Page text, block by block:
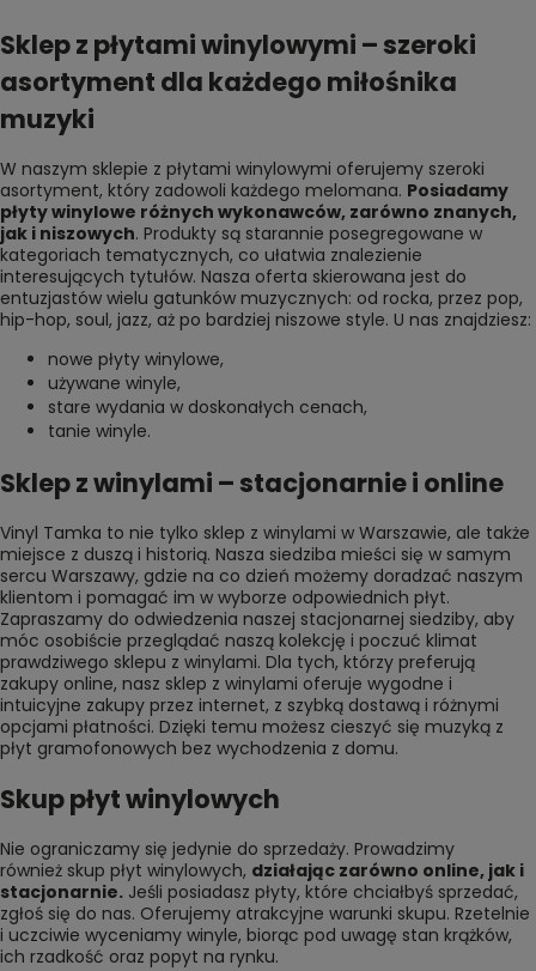
Sklep z płytami winylowymi – szeroki
asortyment dla każdego miłośnika
muzyki
W naszym sklepie z płytami winylowymi oferujemy szeroki
asortyment, który zadowoli każdego melomana. Posiadamy
płyty winylowe różnych wykonawców, zarówno znanych,
jak i niszowych. Produkty są starannie posegregowane w
kategoriach tematycznych, co ułatwia znalezienie
interesujących tytułów. Nasza oferta skierowana jest do
entuzjastów wielu gatunków muzycznych: od rocka, przez pop,
hip-hop, soul, jazz, aż po bardziej niszowe style. U nas znajdziesz:
nowe płyty winylowe,
używane winyle,
stare wydania w doskonałych cenach,
tanie winyle.
Sklep z winylami – stacjonarnie i online
Vinyl Tamka to nie tylko sklep z winylami w Warszawie, ale także
miejsce z duszą i historią. Nasza siedziba mieści się w samym
sercu Warszawy, gdzie na co dzień możemy doradzać naszym
klientom i pomagać im w wyborze odpowiednich płyt.
Zapraszamy do odwiedzenia naszej stacjonarnej siedziby, aby
móc osobiście przeglądać naszą kolekcję i poczuć klimat
prawdziwego sklepu z winylami. Dla tych, którzy preferują
zakupy online, nasz sklep z winylami oferuje wygodne i
intuicyjne zakupy przez internet, z szybką dostawą i różnymi
opcjami płatności. Dzięki temu możesz cieszyć się muzyką z
płyt gramofonowych bez wychodzenia z domu.
Skup płyt winylowych
Nie ograniczamy się jedynie do sprzedaży. Prowadzimy
również skup płyt winylowych, działając zarówno online, jak i
stacjonarnie. Jeśli posiadasz płyty, które chciałbyś sprzedać,
zgłoś się do nas. Oferujemy atrakcyjne warunki skupu. Rzetelnie
i uczciwie wyceniamy winyle, biorąc pod uwagę stan krążków,
ich rzadkość oraz popyt na rynku.